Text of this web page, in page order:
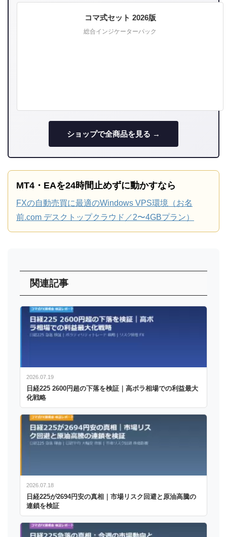
コマ式セット 2026版
総合インジケーターパック
ショップで全商品を見る →
MT4・EAを24時間止めずに動かすなら
FXの自動売買に最適のWindows VPS環境（お名
前.com デスクトップクラウド／2〜4GBプラン）
関連記事
2026.07.19
日経225 2600円超の下落を検証｜高ボラ相場での利益最大
化戦略
2026.07.18
日経225が2694円安の真相｜市場リスク回避と原油高騰の
連鎖を検証